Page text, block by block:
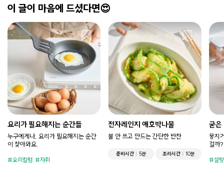
이 글이 마음에 드셨다면😍
요리가 필요해지는 순간들
누구에게나, 요리가 필요해지는 순간
이 찾아와요.
요리칼럼 자취
전자레인지 애호박나물
불 안 쓰고 만드는 간단한 반찬
준비시간 5분 조리시간 10분
굳은
뭉치
걸까?
설탕